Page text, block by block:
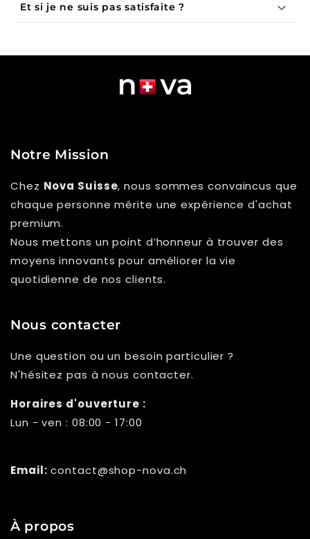
Et si je ne suis pas satisfaite ?
Notre Mission
Chez Nova Suisse, nous sommes convaincus que
chaque personne mérite une expérience d'achat
premium.
Nous mettons un point d’honneur à trouver des
moyens innovants pour améliorer la vie
quotidienne de nos clients.
Nous contacter
Une question ou un besoin particulier ?
N'hésitez pas à nous contacter.
Horaires d'ouverture :
Lun - ven : 08:00 - 17:00
Email: contact@shop-nova.ch
À propos